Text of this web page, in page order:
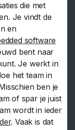
die met
Je vindt de
en
software
bent naar
Je werkt in
het team in
ben je
of spar je juist
wordt in ieder
. Vaak is dat